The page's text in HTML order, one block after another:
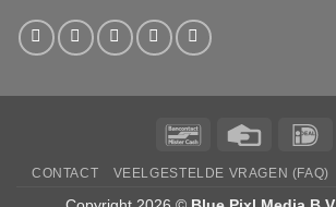
BancontactCredit
CONTACT VEELGESTELDE VRAGEN (FAQ)